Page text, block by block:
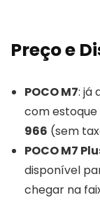
Preço e
POCO M7: já
com
966 (sem
POCO M7
disponível
chegar na